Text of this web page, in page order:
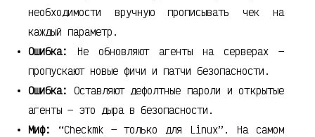
необходимости вручную прописывать чек на
каждый параметр.
Ошибка:
Не обновляют агенты на серверах —
пропускают новые фичи и патчи безопасности.
Ошибка: Оставляют дефолтные пароли и открытые
агенты — это дыра в безопасности.
Миф:
“Checkmk — только для Linux”. На самом